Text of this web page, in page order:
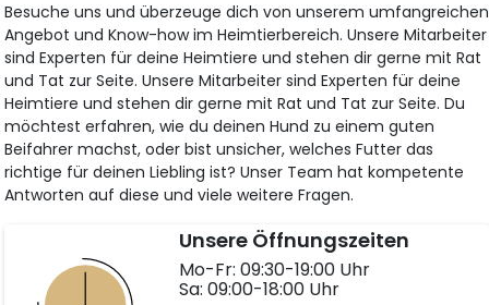
Besuche uns und überzeuge dich von unserem umfangreichen
Angebot und Know-how im Heimtierbereich. Unsere Mitarbeiter
sind Experten für deine Heimtiere und stehen dir gerne mit Rat
und Tat zur Seite. Unsere Mitarbeiter sind Experten für deine
Heimtiere und stehen dir gerne mit Rat und Tat zur Seite. Du
möchtest erfahren, wie du deinen Hund zu einem guten
Beifahrer machst, oder bist unsicher, welches Futter das
richtige für deinen Liebling ist? Unser Team hat kompetente
Antworten auf diese und viele weitere Fragen.
Unsere Öffnungszeiten
Mo-Fr: 09:30-19:00 Uhr
Sa: 09:00-18:00 Uhr